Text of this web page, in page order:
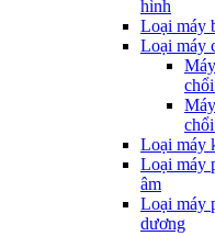
hình
Loại máy
Loại máy
Loại máy
Loại máy
âm
Loại máy
dương